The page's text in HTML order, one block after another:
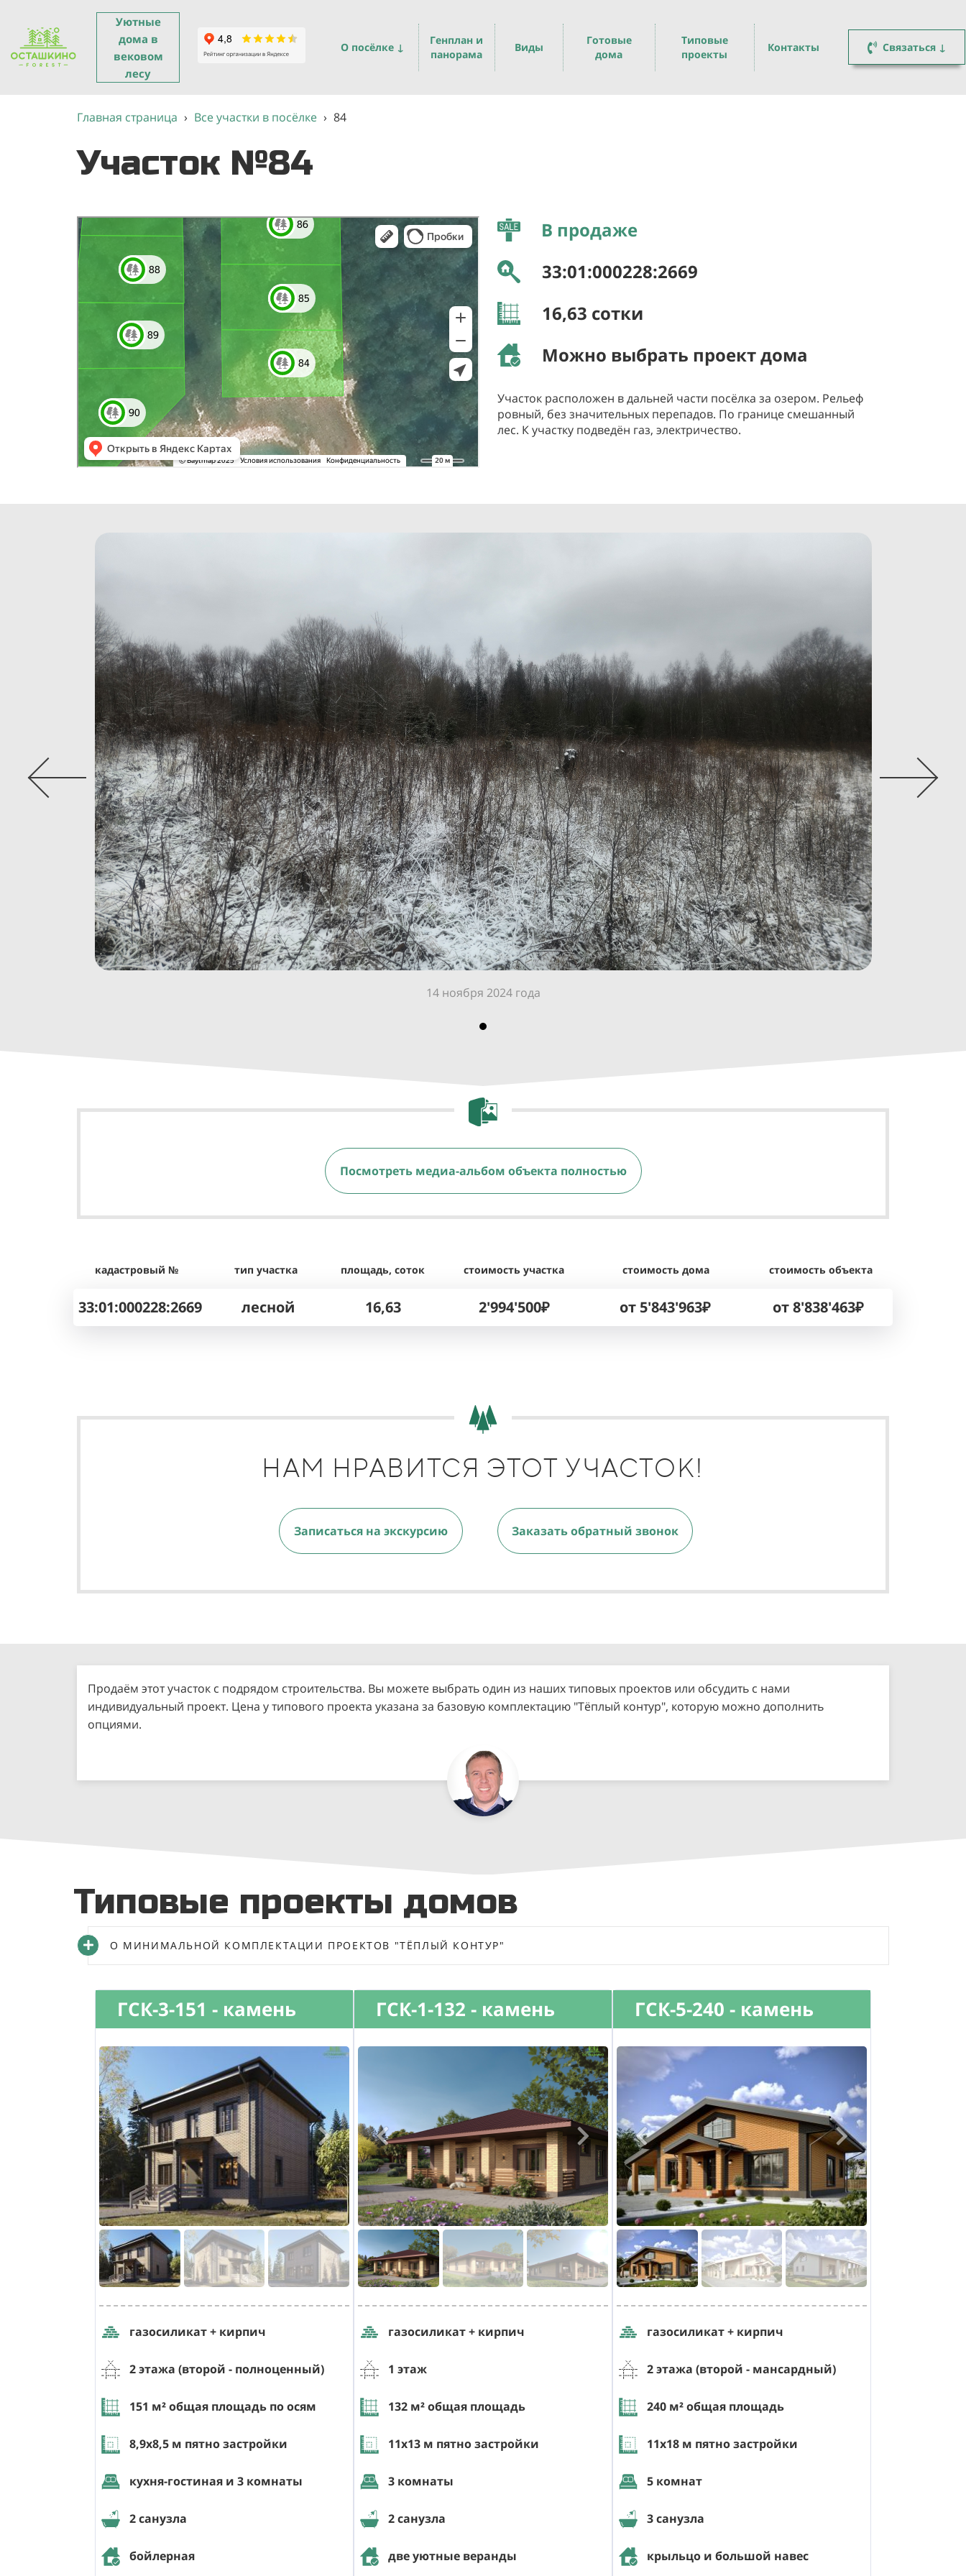
Уютные
дома в
вековом
лесу
О посёлке ↓
Генплан и
панорама
Виды
Готовые
дома
Типовые
проекты
Контакты Связаться ↓
Главная страница › Все участки в посёлке › 84
Участок №84
Яндекс Карты
Яндекс Карты — транспорт, навигация, поиск мест
В продаже
33:01:000228:2669
16,63 сотки
Можно выбрать проект дома
Участок расположен в дальней части посёлка за озером. Рельеф
ровный, без значительных перепадов. По границе смешанный
лес. К участку подведён газ, электричество.
14 ноября 2024 года
Посмотреть медиа-альбом объекта полностью
кадастровый № тип участка площадь, соток стоимость участка стоимость дома стоимость объекта
33:01:000228:2669 лесной 16,63 2'994'500₽ от 5'843'963₽ от 8'838'463₽
НАМ НРАВИТСЯ ЭТОТ УЧАСТОК!
Записаться на экскурсию Заказать обратный звонок
Продаём этот участок с подрядом строительства. Вы можете выбрать один из наших типовых проектов или обсудить с нами
индивидуальный проект. Цена у типового проекта указана за базовую комплектацию "Тёплый контур", которую можно дополнить
опциями.
Типовые проекты домов
О МИНИМАЛЬНОЙ КОМПЛЕКТАЦИИ ПРОЕКТОВ "ТЁПЛЫЙ КОНТУР"
ГСК-3-151 - камень
газосиликат + кирпич
2 этажа (второй - полноценный)
151 м² общая площадь по осям
8,9х8,5 м пятно застройки
кухня-гостиная и 3 комнаты
2 санузла
бойлерная
ГСК-1-132 - камень
газосиликат + кирпич
1 этаж
132 м² общая площадь
11х13 м пятно застройки
3 комнаты
2 санузла
две уютные веранды
ГСК-5-240 - камень
газосиликат + кирпич
2 этажа (второй - мансардный)
240 м² общая площадь
11х18 м пятно застройки
5 комнат
3 санузла
крыльцо и большой навес